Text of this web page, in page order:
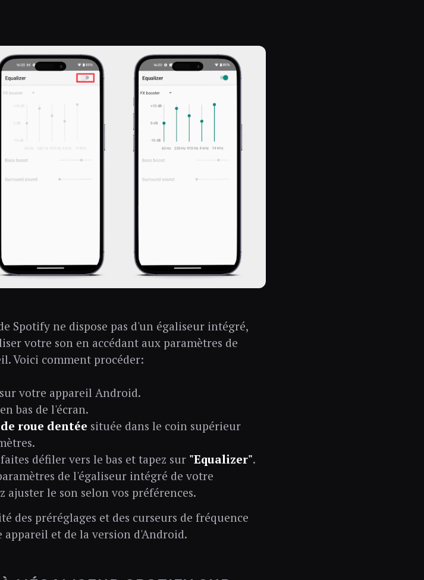
Spotify ne dispose pas d'un égaliseur intégré,
votre son en accédant aux paramètres de
Voici comment procéder:
votre appareil Android.
en bas de l'écran.
roue dentée située dans le coin supérieur
défiler vers le bas et tapez sur "Equalizer".
de l'égaliseur intégré de votre
ajuster le son selon vos préférences.
des préréglages et des curseurs de fréquence
et de la version d'Android.